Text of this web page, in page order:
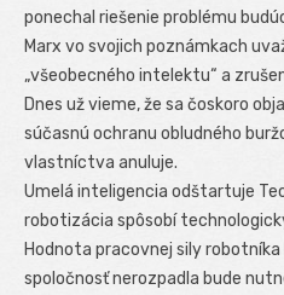
ponechal riešenie problému
Marx vo svojich poznámkach
„všeobecného intelektu“ a
Dnes už vieme, že sa čoskoro
súčasnú ochranu obludného
vlastníctva anuluje.
Umelá inteligencia odštartuje
robotizácia spôsobí
Hodnota pracovnej sily robotníka
spoločnosť nerozpadla bude